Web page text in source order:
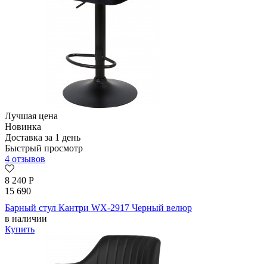
Лучшая цена
Новинка
Доставка за 1 день
Быстрый просмотр
4 отзывов
8 240 Р
15 690
Барный стул Кантри WX-2917 Черный велюр
в наличии
Купить